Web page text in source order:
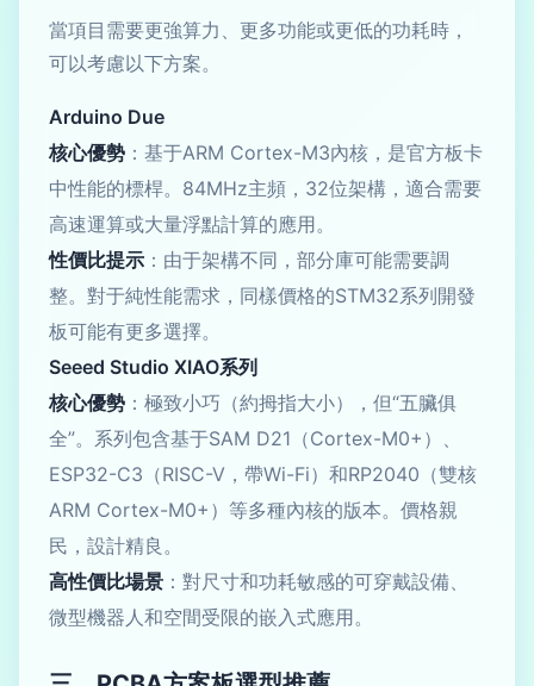
當項目需要更強算力、更多功能或更低的功耗時，
可以考慮以下方案。
Arduino Due
核心優勢 ：基于ARM Cortex-M3內核，是官方板卡
中性能的標桿。84MHz主頻，32位架構，適合需要
高速運算或大量浮點計算的應用。
性價比提示 ：由于架構不同，部分庫可能需要調
整。對于純性能需求，同樣價格的STM32系列開發
板可能有更多選擇。
Seeed Studio XIAO系列
核心優勢 ：極致小巧（約拇指大小），但“五臟俱
全”。系列包含基于SAM D21（Cortex-M0+）、
ESP32-C3（RISC-V，帶Wi-Fi）和RP2040（雙核
ARM Cortex-M0+）等多種內核的版本。價格親
民，設計精良。
高性價比場景 ：對尺寸和功耗敏感的可穿戴設備、
微型機器人和空間受限的嵌入式應用。